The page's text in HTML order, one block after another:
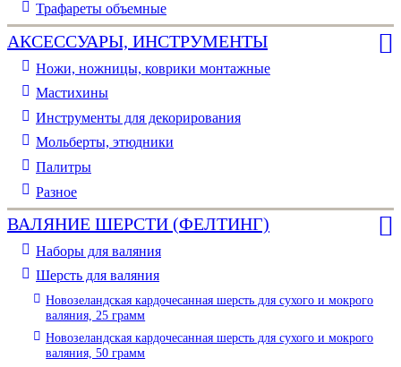
Трафареты объемные
АКСЕССУАРЫ, ИНСТРУМЕНТЫ
Ножи, ножницы, коврики монтажные
Мастихины
Инструменты для декорирования
Мольберты, этюдники
Палитры
Разное
ВАЛЯНИЕ ШЕРСТИ (ФЕЛТИНГ)
Наборы для валяния
Шерсть для валяния
Новозеландская кардочесанная шерсть для сухого и мокрого
валяния, 25 грамм
Новозеландская кардочесанная шерсть для сухого и мокрого
валяния, 50 грамм